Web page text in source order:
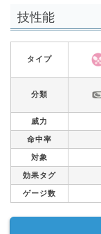
技性能
タイプ
分類
威力
命中率
対象
効果タグ
ゲージ数